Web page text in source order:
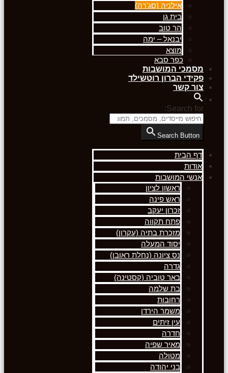
אילניה (סג'רה)
בית גן
הר טוב
יבנאל – ימה
מוצא
כפר סבא
מסמכי המושבות
פקידי הברון רוטשילד
צור קשר
Search for:
Search Button
דף הבית
אודות
אנשי המושבות
ראשון לציון
ראש פינה
זכרון יעקב
פתח תקווה
מזכרת בתיה (עקרון)
יסוד המעלה
נס ציונה (נחלת ראובן)
גדרה
באר טוביה (קסטינה)
בת שלמה
רחובות
משמר הירדן
עין זיתים
חדרה
מאיר שפיה
מטולה
בני יהודה